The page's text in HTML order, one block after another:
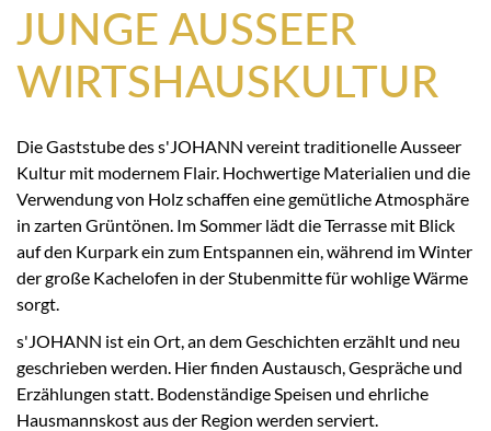
JUNGE AUSSEER
WIRTSHAUSKULTUR
Die Gaststube des s'JOHANN vereint traditionelle Ausseer
Kultur mit modernem Flair. Hochwertige Materialien und die
Verwendung von Holz schaffen eine gemütliche Atmosphäre
in zarten Grüntönen. Im Sommer lädt die Terrasse mit Blick
auf den Kurpark ein zum Entspannen ein, während im Winter
der große Kachelofen in der Stubenmitte für wohlige Wärme
sorgt.
s'JOHANN ist ein Ort, an dem Geschichten erzählt und neu
geschrieben werden. Hier finden Austausch, Gespräche und
Erzählungen statt. Bodenständige Speisen und ehrliche
Hausmannskost aus der Region werden serviert.